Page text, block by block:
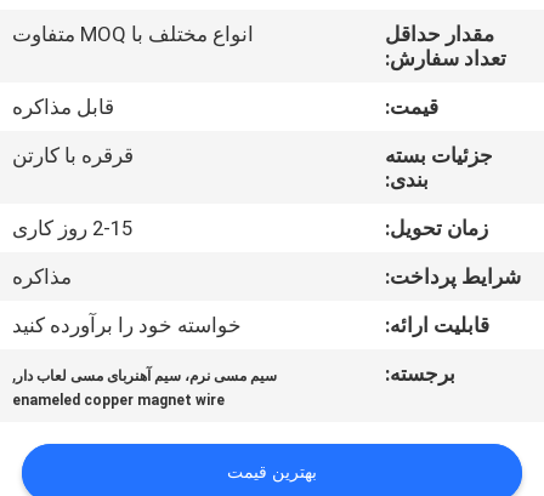
کارخانه
کیفیت
تماس
اخبار
مقدار حداقل
تعداد سفارش:
انواع مختلف با MOQ متفاوت
قیمت:
قابل مذاکره
جزئیات بسته
بندی:
قرقره با کارتن
زمان تحویل:
2-15 روز کاری
شرایط پرداخت:
مذاکره
قابلیت ارائه:
خواسته خود را برآورده کنید
برجسته:
سیم مسی نرم، سیم آهنربای مسی لعاب دار ,
enameled copper magnet wire
بهترین قیمت